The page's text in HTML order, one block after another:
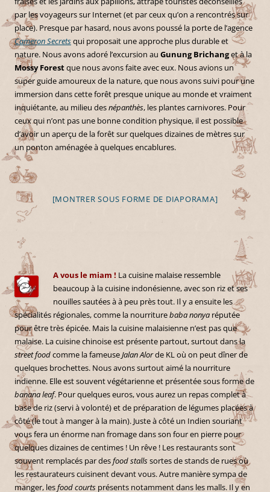
par les voyageurs sur Internet (et par ceux qu’on a rencontrés sur
place). Presque par hasard, nous avons poussé la porte de l’agence
Cameron Secretsqui proposait une approche plus durable et
nature. Nous avons adoré l’excursion au Gunung Brichanget à la
Mossy Forestque nous avons faite avec eux. Nous avions un
super guide amoureux de la nature, que nous avons suivi pour une
immersion dans cette forêt presque unique au monde et vraiment
inquiétante, au milieu desnépanthès, les plantes carnivores. Pour
ceux qui n’ont pas une bonne condition physique, il est possible
d’avoir un aperçu de la forêt sur quelques dizaines de mètres sur
un ponton aménagée à quelques encablures.
[MONTRER SOUS FORME DE DIAPORAMA]
A vous le miam ! La cuisine malaise ressemble
beaucoup à la cuisine indonésienne, avec son riz et ses
nouilles sautées à à peu près tout. Il y a ensuite les
spécialités régionales, comme la nourriturebaba nonya réputée
pour être très épicée. Mais la cuisine malaisienne n’est pas que
malaise. La cuisine chinoise est présente partout, surtout dans la
street foodcomme la fameuseJalan Alorde KL où on peut dîner de
quelques brochettes. Nous avons surtout aimé la nourriture
indienne. Elle est souvent végétarienne et présentée sous forme de
banana leaf. Pour quelques euros, vous aurez un repas complet à
base de riz (servi à volonté) et de préparation de légumes placées à
côté (le tout à manger à la main). Juste à côté un Indien souriant
vous fera un énorme nan fromage dans son four en pierre pour
quelques dizaines de centimes ! Un rêve ! Les restaurants sont
souvent remplacés par desfood stallssortes de stands de rues où
les restaurateurs cuisinent devant vous. Autre manière sympa de
manger, lesfood courts présents notamment dans les malls. Il y en